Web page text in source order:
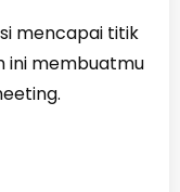
mencapai titik
ini membuatmu